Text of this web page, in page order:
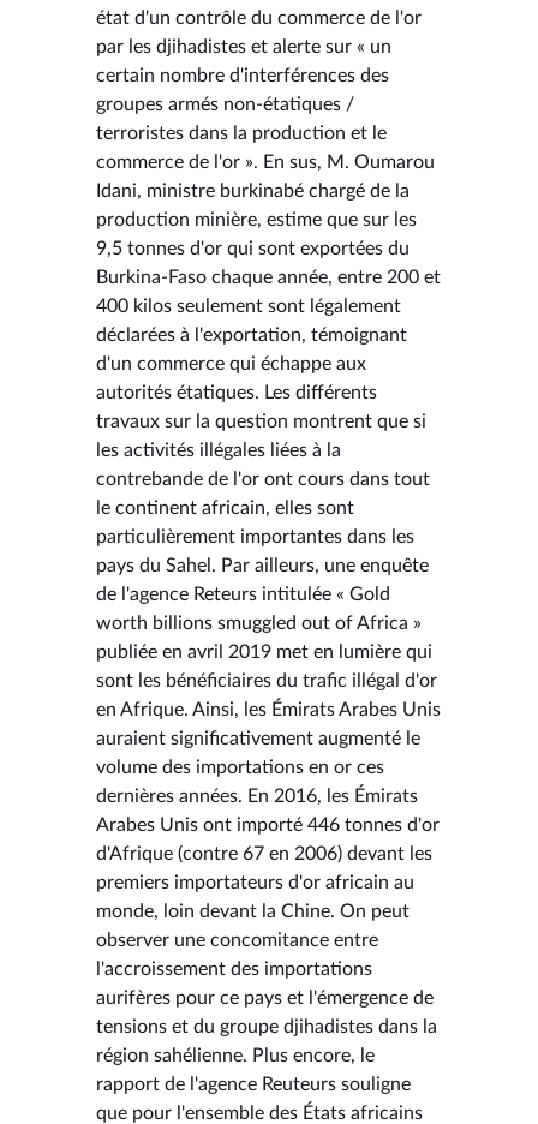
état d'un contrôle du commerce de l'or
par les djihadistes et alerte sur « un
certain nombre d'interférences des
groupes armés non-étatiques /
terroristes dans la production et le
commerce de l'or ». En sus, M. Oumarou
Idani, ministre burkinabé chargé de la
production minière, estime que sur les
9,5 tonnes d'or qui sont exportées du
Burkina-Faso chaque année, entre 200 et
400 kilos seulement sont légalement
déclarées à l'exportation, témoignant
d'un commerce qui échappe aux
autorités étatiques. Les différents
travaux sur la question montrent que si
les activités illégales liées à la
contrebande de l'or ont cours dans tout
le continent africain, elles sont
particulièrement importantes dans les
pays du Sahel. Par ailleurs, une enquête
de l'agence Reteurs intitulée « Gold
worth billions smuggled out of Africa »
publiée en avril 2019 met en lumière qui
sont les bénéficiaires du trafic illégal d'or
en Afrique. Ainsi, les Émirats Arabes Unis
auraient significativement augmenté le
volume des importations en or ces
dernières années. En 2016, les Émirats
Arabes Unis ont importé 446 tonnes d'or
d'Afrique (contre 67 en 2006) devant les
premiers importateurs d'or africain au
monde, loin devant la Chine. On peut
observer une concomitance entre
l'accroissement des importations
aurifères pour ce pays et l'émergence de
tensions et du groupe djihadistes dans la
région sahélienne. Plus encore, le
rapport de l'agence Reuteurs souligne
que pour l'ensemble des États africains